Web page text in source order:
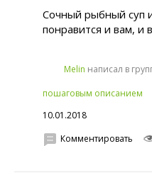
Сочный рыбный суп
понравится и вам, и
Melin написал в
пошаговым описанием
10.01.2018
Комментировать